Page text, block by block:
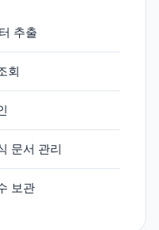
추출
회
문서 관리
보관